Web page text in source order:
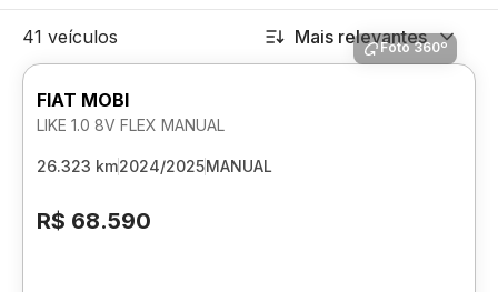
41 veículos Mais relevantes
Foto 360º
FIAT MOBI
LIKE 1.0 8V FLEX MANUAL
26.323 km2024/2025MANUAL
R$ 68.590